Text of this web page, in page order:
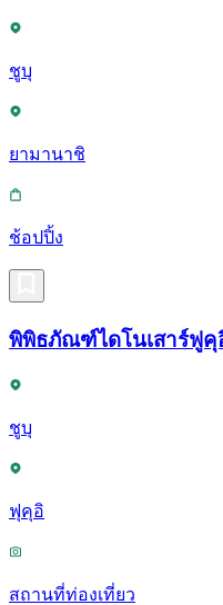
ชูบุ
ยามานาชิ
ช้อปปิ้ง
พิพิธภัณฑ์ไดโนเสาร์ฟูคุ
ชูบุ
ฟุคุอิ
สถานที่ท่องเที่ยว